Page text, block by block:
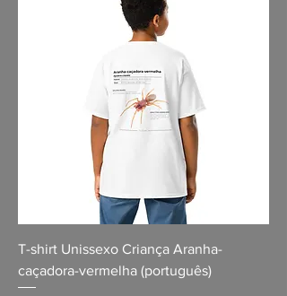
T-shirt Unissexo Criança Aranha-
caçadora-vermelha (português)